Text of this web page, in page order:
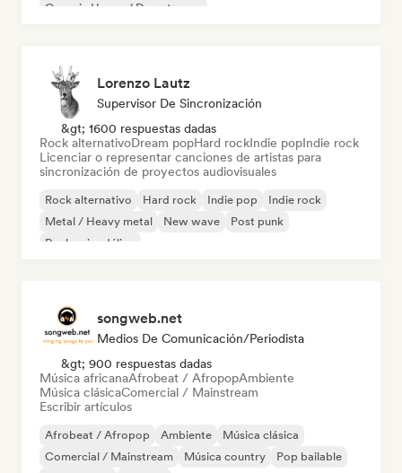
Organic House / Downtempo
Lorenzo Lautz
Supervisor De Sincronización
&gt; 1600 respuestas dadas
Rock alternativoDream popHard rockIndie popIndie rock
Licenciar o representar canciones de artistas para
sincronización de proyectos audiovisuales
Rock alternativo Hard rock Indie pop
Indie rock
Metal / Heavy metal
New wave
Post punk
Rock psicodélico
songweb.net
Medios De Comunicación/Periodista
&gt; 900 respuestas dadas
Música africanaAfrobeat / AfropopAmbiente
Música clásicaComercial / Mainstream
Escribir artículos
Afrobeat / Afropop Ambiente
Música clásica
Comercial / Mainstream
Música country
Pop bailable